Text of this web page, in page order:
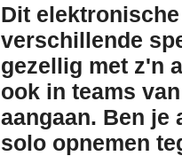
Dit
verschillende
gezellig met z'n
ook in teams
aangaan. Ben je
solo opnemen